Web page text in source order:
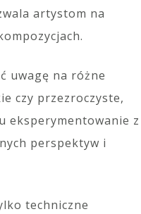
artystom na
uwagę na różne
czy przezroczyste,
eksperymentowanie z
perspektyw i
techniczne